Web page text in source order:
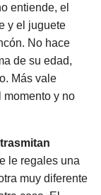
entiende, el
y el juguete
No hace
de su edad,
Más vale
momento y no
le regales una
muy diferente